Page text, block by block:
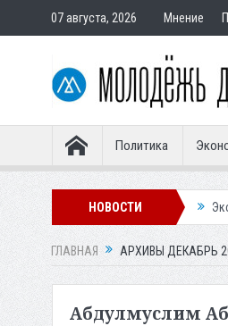
07 августа, 2026 Мнение
Политика
НОВОСТИ
покупателям Экс-сотрудница
ГЛАВНАЯ АРХИВЫ ДЕКАБРЬ
Абдулмуслим